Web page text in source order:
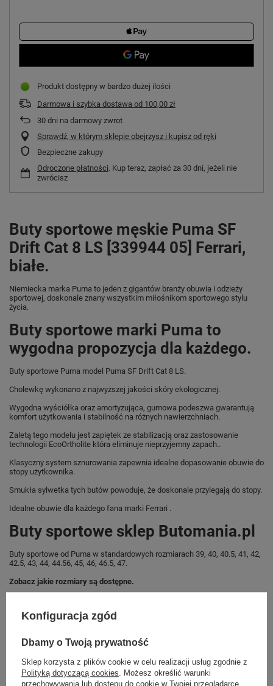
Produkt dostępny w bardzo dużej ilości
Darmowa i szybka dostawa od 100,00 zł
30 dni na darmowy zwrot
Sprawdź, w którym sklepie obejrzysz i kupisz od ręki
Bezpieczne zakupy
Odroczone płatności. Kup teraz, zapłać za 30 dni, jeżeli nie
zwrócisz
Buty sportowe męskie Puma SF
Drift Cat 8 LS [339944 05] Ferrari,
białe.
Niemiecka marka Puma to jeden z gigantów branży obuwia i odzieży
sportowej, doskonale znany wszystkim miłośnikom sportowego stylu
życia.
Buty sportowe marki Puma to
wygodna propozycja dla każdego.
Buty sportowe Puma model Puma SF Drift Cat 8 LS.
Cholewkę wykonano z najwyższej jakości skóry ekologicznej.
Wygodna wyściółka oraz amortyzująca, gumowa podeszwa gwarantują
komfort użytkowania i stabilność na różnych nawierzchniach.
Zaletą tego modelu jest zapiętek ze stabilizacją oraz zastosowanie
technologii EcoOrtholite która eliminuje nieprzyjemny zapach..
Klasyczny system sznurowania zapewnia idealne dopasowanie obuwie do
stopy użytkownika.
Smukła sylwetka tych butów powoduje, że doskonale przylegają do stopy.
Idealne obuwie dla każdego fana marki Ferrari .
Buty sportowe sklep Butomania.pl
Buty sportowe od Puma w standardowych rozmiarach 39, 40, 40.5, 41, 42,
42.5, 43, 44, 44.56, 45, 46, 46.5, 47.
Zobacz jakie rozmiary są dostępne.
oryginalny i pochodzi z oficjalnej sieci dystrybucyjnej.
podania przyczyny.
Konfiguracja zgód
Dbamy o Twoją prywatność
Sklep korzysta z plików cookie w celu realizacji usług zgodnie z
Polityką dotyczącą cookies . Możesz określić warunki
przechowywania lub dostępu do cookie w Twojej przeglądarce.